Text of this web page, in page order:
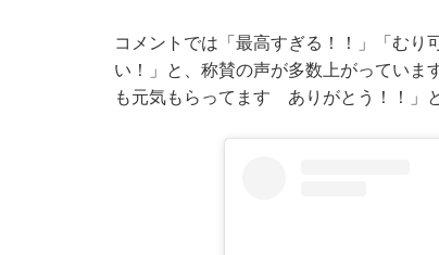
コメントでは「最高すぎる！！」「むり
い！」と、称賛の声が多数上がっていま
も元気もらってます ありがとう！！」